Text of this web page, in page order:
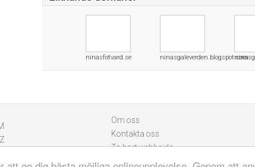
ninasfotvard.se ninasgaleverden.blogspot.com
Z
Om oss
Kontakta oss
Ta bort webbsida